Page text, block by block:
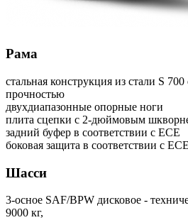
Pама
стальная конструкция из стали S
прочностью
двухдиапазонные опорные ноги
плита сцепки с 2-дюймовым
задний буфер в соответствии с ЕСЕ
боковая защита в соответствии с ЕСЕ
Шасси
3-осное SAF/BPW дисковое -
9000 кг,